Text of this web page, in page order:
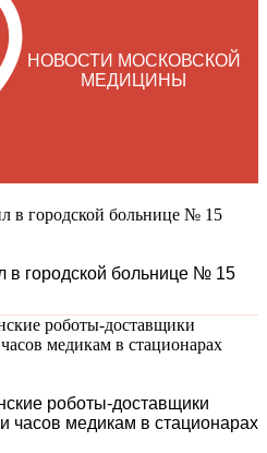
НОВОСТИ МОСКОВСКОЙ
МЕДИЦИНЫ
в городской больнице № 15
роботы-доставщики
часов медикам в стационарах